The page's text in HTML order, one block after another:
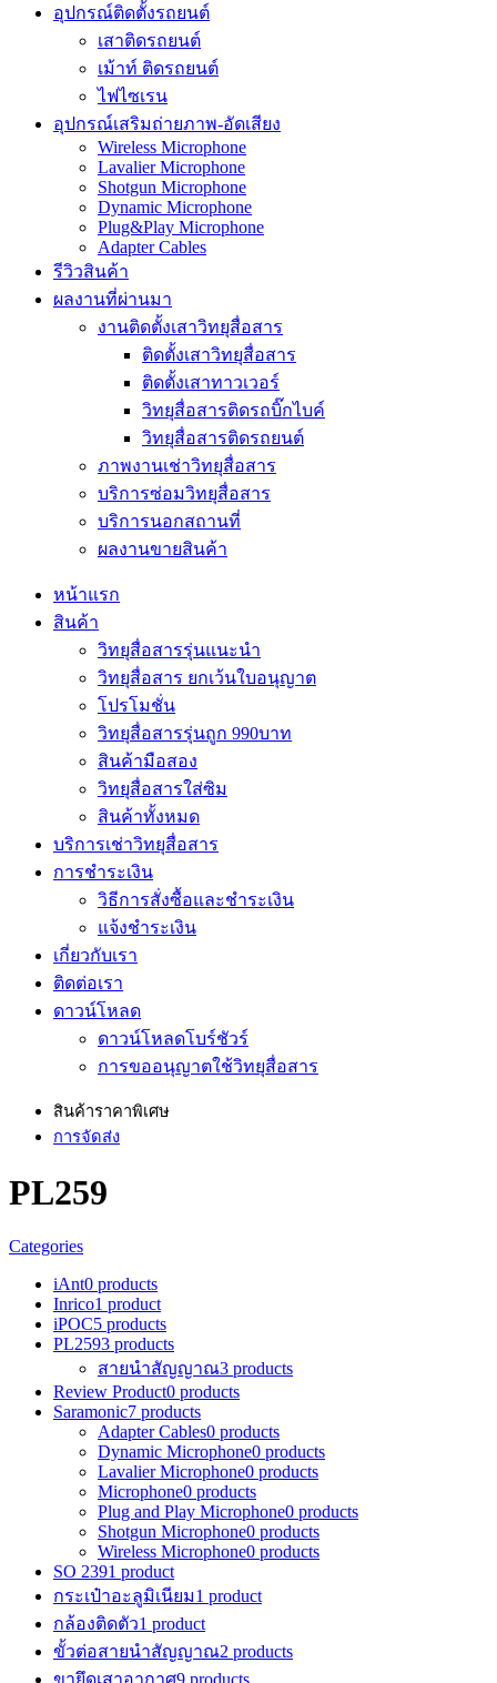
อุปกรณ์ติดตั้งรถยนต์
เสาติดรถยนต์
เม้าท์ ติดรถยนต์
ไฟไซเรน
อุปกรณ์เสริมถ่ายภาพ-อัดเสียง
Wireless Microphone
Lavalier Microphone
Shotgun Microphone
Dynamic Microphone
Plug&Play Microphone
Adapter Cables
รีวิวสินค้า
ผลงานที่ผ่านมา
งานติดตั้งเสาวิทยุสื่อสาร
ติดตั้งเสาวิทยุสื่อสาร
ติดตั้งเสาทาวเวอร์
วิทยุสื่อสารติดรถบิ๊กไบค์
วิทยุสื่อสารติดรถยนต์
ภาพงานเช่าวิทยุสื่อสาร
บริการซ่อมวิทยุสื่อสาร
บริการนอกสถานที่
ผลงานขายสินค้า
หน้าแรก
สินค้า
วิทยุสื่อสารรุ่นแนะนำ
วิทยุสื่อสาร ยกเว้นใบอนุญาต
โปรโมชั่น
วิทยุสื่อสารรุ่นถูก 990บาท
สินค้ามือสอง
วิทยุสื่อสารใส่ซิม
สินค้าทั้งหมด
บริการเช่าวิทยุสื่อสาร
การชำระเงิน
วิธีการสั่งซื้อและชำระเงิน
แจ้งชำระเงิน
เกี่ยวกับเรา
ติดต่อเรา
ดาวน์โหลด
ดาวน์โหลดโบร์ชัวร์
การขออนุญาตใช้วิทยุสื่อสาร
สินค้าราคาพิเศษ
การจัดส่ง
PL259
Categories
iAnt0 products
Inrico1 product
iPOC5 products
PL2593 products
สายนำสัญญาณ3 products
Review Product0 products
Saramonic7 products
Adapter Cables0 products
Dynamic Microphone0 products
Lavalier Microphone0 products
Microphone0 products
Plug and Play Microphone0 products
Shotgun Microphone0 products
Wireless Microphone0 products
SO 2391 product
กระเป๋าอะลูมิเนียม1 product
กล้องติดตัว1 product
ขั้วต่อสายนำสัญญาณ2 products